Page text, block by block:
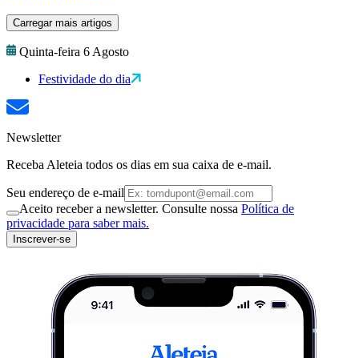
Carregar mais artigos
Quinta-feira 6 Agosto
Festividade do dia
Newsletter
Receba Aleteia todos os dias em sua caixa de e-mail.
Seu endereço de e-mail
Aceito receber a newsletter. Consulte nossa Política de
privacidade para saber mais.
Inscrever-se